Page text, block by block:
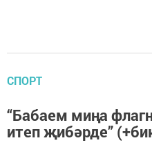
СПОРТ
“Бабаем миңа
итеп җибәрде”